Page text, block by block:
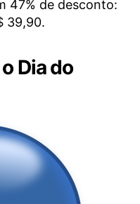
47% de desconto:
39,90.
Dia do